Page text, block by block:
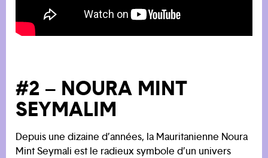
#2 – NOURA MINT
SEYMALIM
Depuis une dizaine d’années, la Mauritanienne Noura
Mint Seymali est le radieux symbole d’un univers